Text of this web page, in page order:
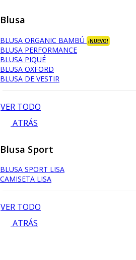
Blusa
BLUSA ORGANIC BAMBÚ ¡NUEVO!
BLUSA PERFORMANCE
BLUSA PIQUÉ
BLUSA OXFORD
BLUSA DE VESTIR
VER TODO
ATRÁS
Blusa Sport
BLUSA SPORT LISA
CAMISETA LISA
VER TODO
ATRÁS